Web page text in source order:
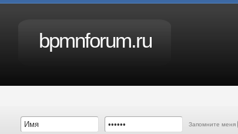
bpmnforum.ru
Запомните меня